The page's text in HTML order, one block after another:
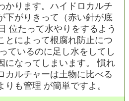
かります。ハイドロカルチ
下がりきって（赤い針が底
位たって水やりをするよう
とによって根腐れ防止につ
ているのに足し水をしてし
になってしまいます。 慣れ
カルチャーは土物に比べる
りも管理 が簡単ですよ。